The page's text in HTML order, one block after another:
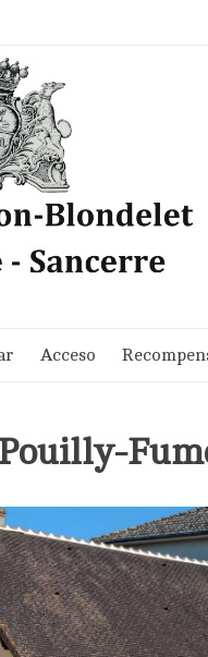
Acceso